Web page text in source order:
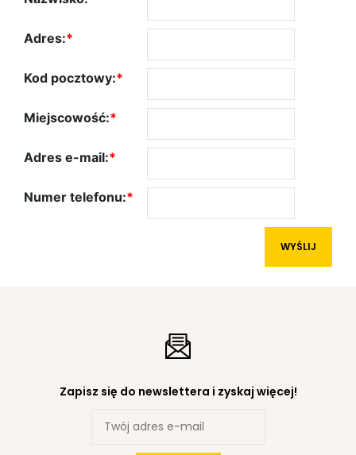
Adres:*
Kod pocztowy:*
Miejscowość:*
Adres e-mail:*
Numer telefonu:*
Zapisz się do newslettera i zyskaj więcej!